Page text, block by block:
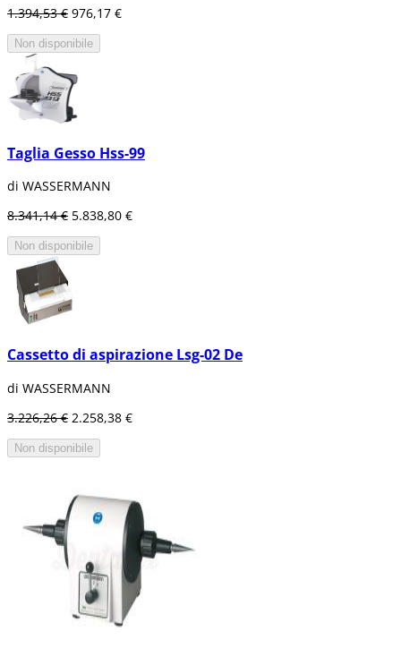
1.394,53 € 976,17 €
Non disponibile
Taglia Gesso Hss-99
di WASSERMANN
8.341,14 € 5.838,80 €
Non disponibile
Cassetto di aspirazione Lsg-02 De
di WASSERMANN
3.226,26 € 2.258,38 €
Non disponibile